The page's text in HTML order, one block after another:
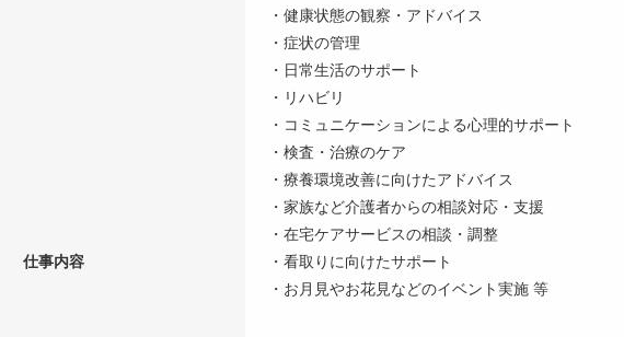
仕事内容
・健康状態の観察・アドバイス
・症状の管理
・日常生活のサポート
・リハビリ
・コミュニケーションによる心理的サポート
・検査・治療のケア
・療養環境改善に向けたアドバイス
・家族など介護者からの相談対応・支援
・在宅ケアサービスの相談・調整
・看取りに向けたサポート
・お月見やお花見などのイベント実施 等